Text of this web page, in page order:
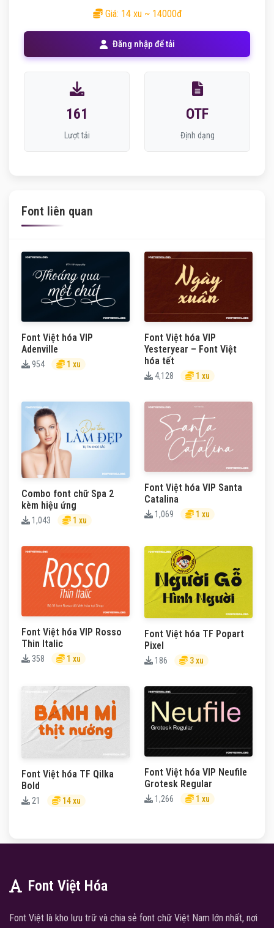
Giá: 14 xu ~ 14000đ
Đăng nhập để tải
161
Lượt tải
OTF
Định dạng
Font liên quan
Font Việt hóa VIP
Adenville
954 1 xu
Font Việt hóa VIP
Yesteryear – Font Việt
hóa tết
4,128 1 xu
Combo font chữ Spa 2
kèm hiệu ứng
1,043 1 xu
Font Việt hóa VIP Santa
Catalina
1,069 1 xu
Font Việt hóa VIP Rosso
Thin Italic
358 1 xu
Font Việt hóa TF Popart
Pixel
186 3 xu
Font Việt hóa TF Qilka
Bold
21 14 xu
Font Việt hóa VIP Neufile
Grotesk Regular
1,266 1 xu
Font Việt Hóa
Font Việt là kho lưu trữ và chia sẻ font chữ Việt Nam lớn nhất, nơi